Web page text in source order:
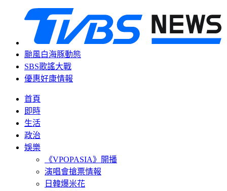
颱風白海豚動態
SBS歌謠大戰
優惠好康情報
首頁
即時
生活
政治
娛樂
《VPOPASIA》開播
演唱會搶票情報
日韓爆米花